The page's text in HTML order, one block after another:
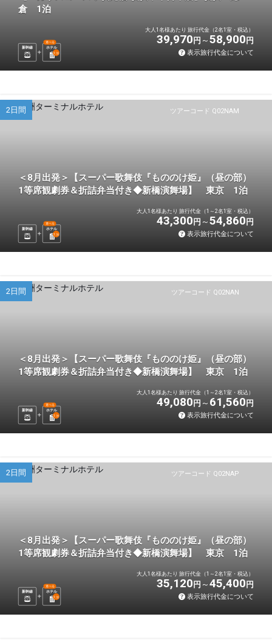
倉 1泊
新幹線 ホテル
選べる
1 泊
大人1名様あたり 旅行代金（2名1室・税込）
39,970 円 58,900 円
表示旅行代金について
ツアーコード Q02NAM
2日間
＜8月出発＞【スーパー歌舞伎『もののけ姫』（昼の部）
1等席観劇券＆折詰弁当付き◆新橋演舞場】 東京 1泊
新幹線 ホテル
選べる
1 泊
大人1名様あたり 旅行代金（1～2名1室・税込）
43,300 円 54,860 円
表示旅行代金について
ツアーコード Q02NAN
2日間
＜8月出発＞【スーパー歌舞伎『もののけ姫』（昼の部）
1等席観劇券＆折詰弁当付き◆新橋演舞場】 東京 1泊
新幹線 ホテル
選べる
1 泊
大人1名様あたり 旅行代金（1～2名1室・税込）
49,080 円 61,560 円
表示旅行代金について
ツアーコード Q02NAP
2日間
＜8月出発＞【スーパー歌舞伎『もののけ姫』（昼の部）
1等席観劇券＆折詰弁当付き◆新橋演舞場】 東京 1泊
新幹線 ホテル
選べる
1 泊
大人1名様あたり 旅行代金（1～2名1室・税込）
35,120 円 45,400 円
表示旅行代金について